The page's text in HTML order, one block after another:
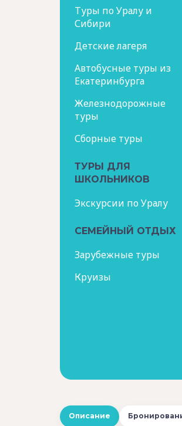
Туры по Уралу и
Сибири
Детские лагеря
Автобусные туры из
Екатеринбурга
Железнодорожные
туры
Сборные туры
ТУРЫ ДЛЯ
ШКОЛЬНИКОВ
Экскурсии по Уралу
СЕМЕЙНЫЙ ОТДЫХ
Зарубежные туры
Круизы
Описание